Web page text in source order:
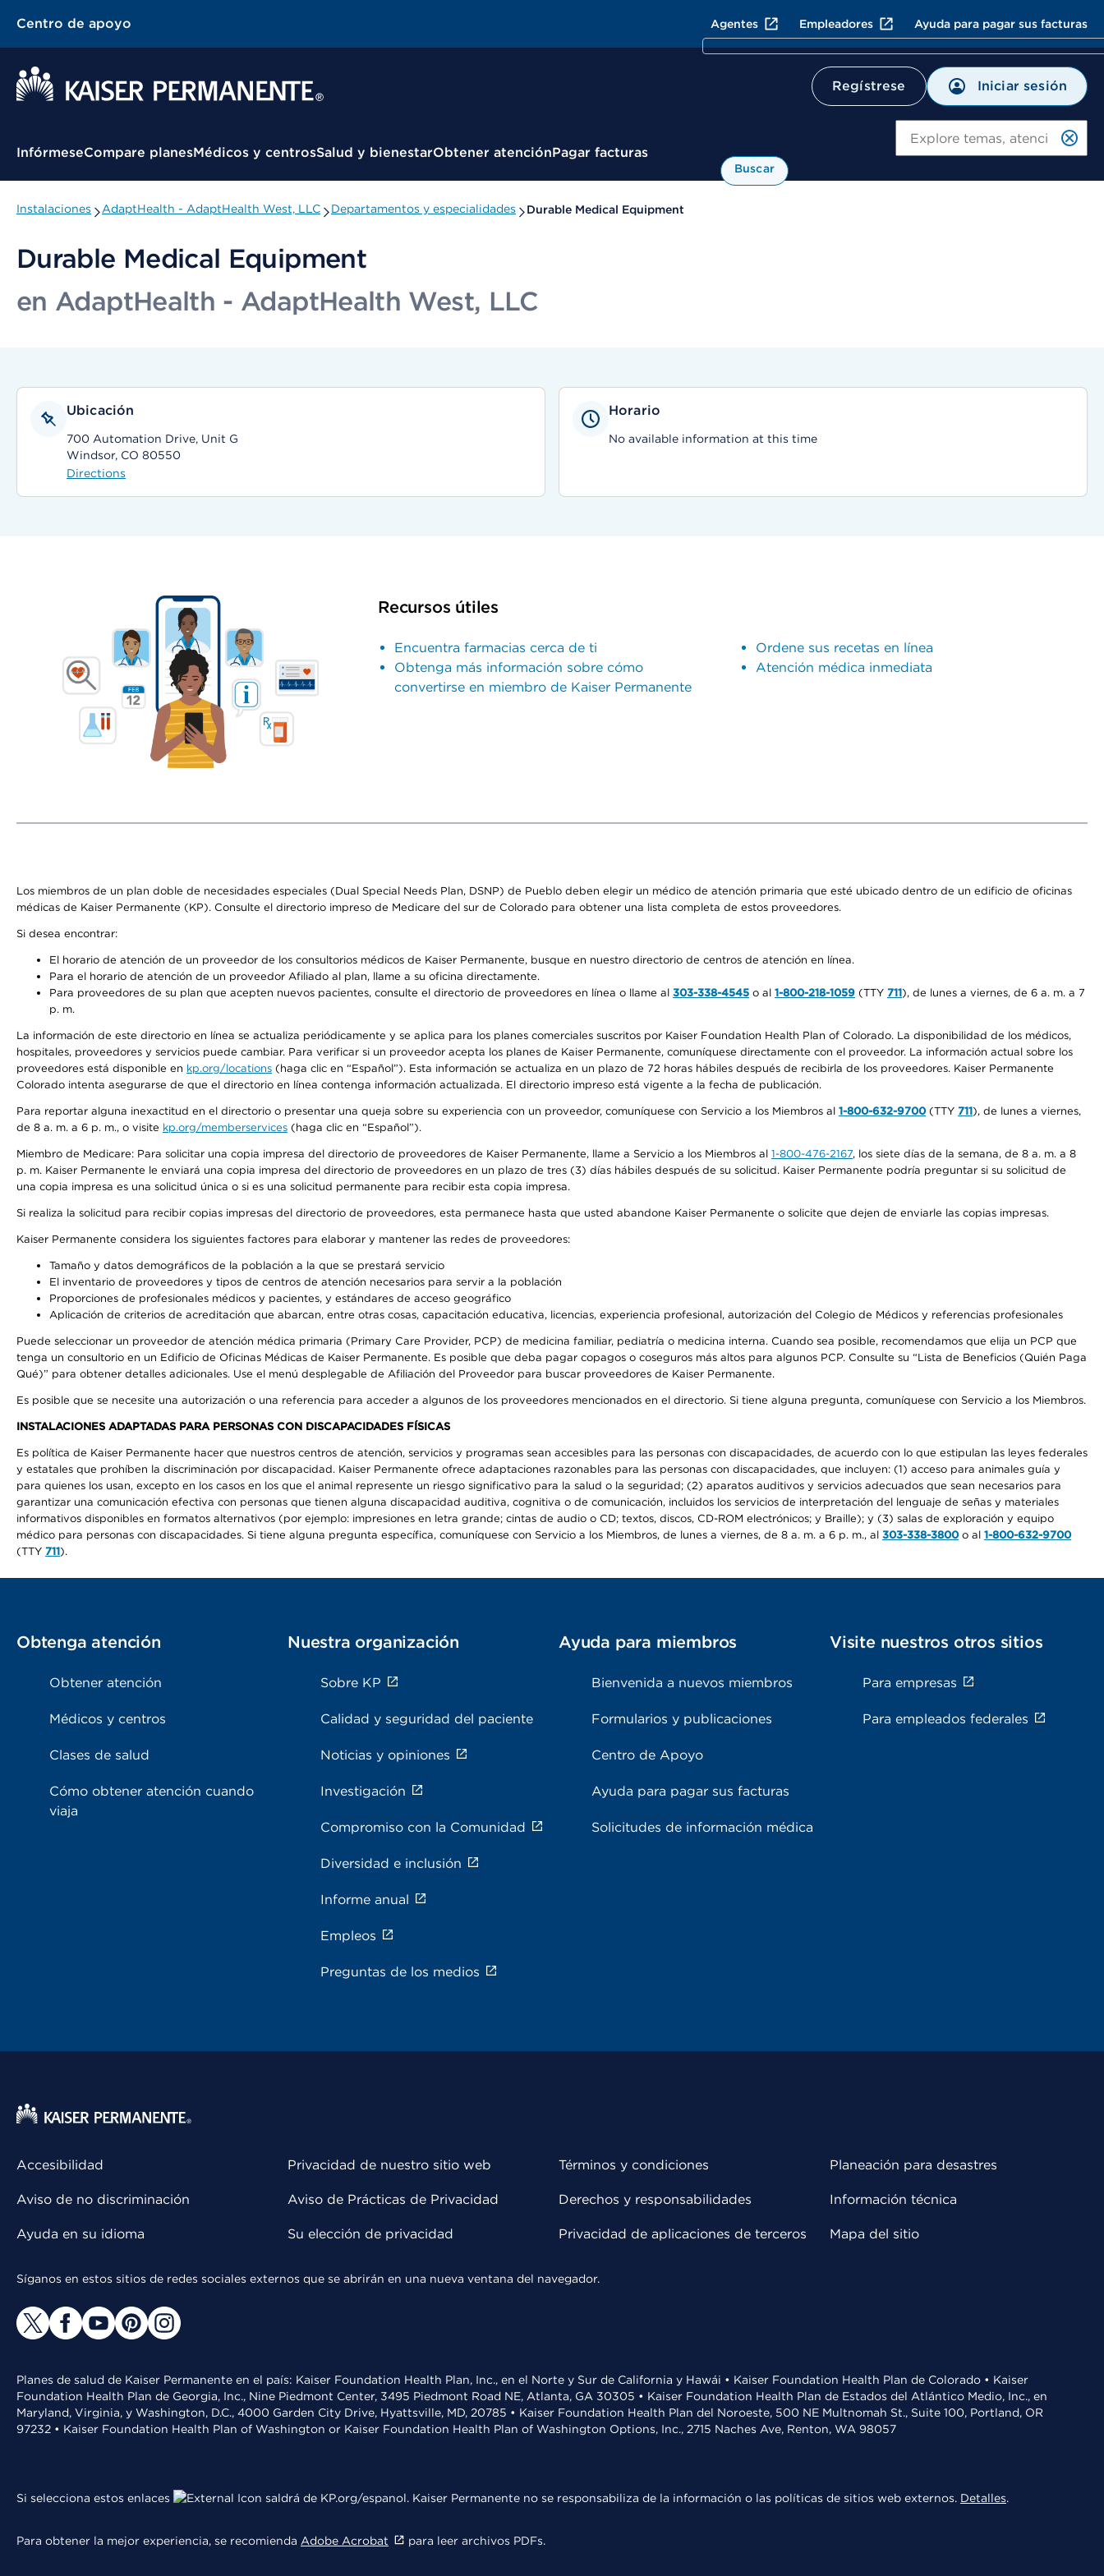
Centro de apoyo Agentes Empleadores Ayuda para pagar sus facturas
Regístrese Iniciar sesión
Menú contextual
InfórmeseCompare planesMédicos y centrosSalud y bienestarObtener atenciónPagar facturas
Buscar
Instalaciones AdaptHealth - AdaptHealth West, LLC Departamentos y especialidades Durable Medical Equipment
Durable Medical Equipment
en AdaptHealth - AdaptHealth West, LLC
Ubicación
700 Automation Drive, Unit G
Windsor, CO 80550
Directions
Horario
No available information at this time
Recursos útiles
Encuentra farmacias cerca de ti
Obtenga más información sobre cómo
convertirse en miembro de Kaiser Permanente
Ordene sus recetas en línea
Atención médica inmediata
Los miembros de un plan doble de necesidades especiales (Dual Special Needs Plan, DSNP) de Pueblo deben elegir un médico de atención primaria que esté ubicado dentro de un edificio de oficinas
médicas de Kaiser Permanente (KP). Consulte el directorio impreso de Medicare del sur de Colorado para obtener una lista completa de estos proveedores.
Si desea encontrar:
El horario de atención de un proveedor de los consultorios médicos de Kaiser Permanente, busque en nuestro directorio de centros de atención en línea.
Para el horario de atención de un proveedor Afiliado al plan, llame a su oficina directamente.
Para proveedores de su plan que acepten nuevos pacientes, consulte el directorio de proveedores en línea o llame al 303-338-4545 o al 1-800-218-1059 (TTY 711), de lunes a viernes, de 6 a. m. a 7
p. m.
La información de este directorio en línea se actualiza periódicamente y se aplica para los planes comerciales suscritos por Kaiser Foundation Health Plan of Colorado. La disponibilidad de los médicos,
hospitales, proveedores y servicios puede cambiar. Para verificar si un proveedor acepta los planes de Kaiser Permanente, comuníquese directamente con el proveedor. La información actual sobre los
proveedores está disponible en kp.org/locations (haga clic en “Español”). Esta información se actualiza en un plazo de 72 horas hábiles después de recibirla de los proveedores. Kaiser Permanente
Colorado intenta asegurarse de que el directorio en línea contenga información actualizada. El directorio impreso está vigente a la fecha de publicación.
Para reportar alguna inexactitud en el directorio o presentar una queja sobre su experiencia con un proveedor, comuníquese con Servicio a los Miembros al 1-800-632-9700(TTY 711), de lunes a viernes,
de 8 a. m. a 6 p. m., o visite kp.org/memberservices (haga clic en “Español”).
Miembro de Medicare: Para solicitar una copia impresa del directorio de proveedores de Kaiser Permanente, llame a Servicio a los Miembros al 1-800-476-2167, los siete días de la semana, de 8 a. m. a 8
p. m. Kaiser Permanente le enviará una copia impresa del directorio de proveedores en un plazo de tres (3) días hábiles después de su solicitud. Kaiser Permanente podría preguntar si su solicitud de
una copia impresa es una solicitud única o si es una solicitud permanente para recibir esta copia impresa.
Si realiza la solicitud para recibir copias impresas del directorio de proveedores, esta permanece hasta que usted abandone Kaiser Permanente o solicite que dejen de enviarle las copias impresas.
Kaiser Permanente considera los siguientes factores para elaborar y mantener las redes de proveedores:
Tamaño y datos demográficos de la población a la que se prestará servicio
El inventario de proveedores y tipos de centros de atención necesarios para servir a la población
Proporciones de profesionales médicos y pacientes, y estándares de acceso geográfico
Aplicación de criterios de acreditación que abarcan, entre otras cosas, capacitación educativa, licencias, experiencia profesional, autorización del Colegio de Médicos y referencias profesionales
Puede seleccionar un proveedor de atención médica primaria (Primary Care Provider, PCP) de medicina familiar, pediatría o medicina interna. Cuando sea posible, recomendamos que elija un PCP que
tenga un consultorio en un Edificio de Oficinas Médicas de Kaiser Permanente. Es posible que deba pagar copagos o coseguros más altos para algunos PCP. Consulte su “Lista de Beneficios (Quién Paga
Qué)” para obtener detalles adicionales. Use el menú desplegable de Afiliación del Proveedor para buscar proveedores de Kaiser Permanente.
Es posible que se necesite una autorización o una referencia para acceder a algunos de los proveedores mencionados en el directorio. Si tiene alguna pregunta, comuníquese con Servicio a los Miembros.
INSTALACIONES ADAPTADAS PARA PERSONAS CON DISCAPACIDADES FÍSICAS
Es política de Kaiser Permanente hacer que nuestros centros de atención, servicios y programas sean accesibles para las personas con discapacidades, de acuerdo con lo que estipulan las leyes federales
y estatales que prohíben la discriminación por discapacidad. Kaiser Permanente ofrece adaptaciones razonables para las personas con discapacidades, que incluyen: (1) acceso para animales guía y
para quienes los usan, excepto en los casos en los que el animal represente un riesgo significativo para la salud o la seguridad; (2) aparatos auditivos y servicios adecuados que sean necesarios para
garantizar una comunicación efectiva con personas que tienen alguna discapacidad auditiva, cognitiva o de comunicación, incluidos los servicios de interpretación del lenguaje de señas y materiales
informativos disponibles en formatos alternativos (por ejemplo: impresiones en letra grande; cintas de audio o CD; textos, discos, CD-ROM electrónicos; y Braille); y (3) salas de exploración y equipo
médico para personas con discapacidades. Si tiene alguna pregunta específica, comuníquese con Servicio a los Miembros, de lunes a viernes, de 8 a. m. a 6 p. m., al 303-338-3800o al 1-800-632-9700
(TTY 711).
Obtenga atención
Obtener atención
Médicos y centros
Clases de salud
Cómo obtener atención cuando
viaja
Nuestra organización
Sobre KP
Calidad y seguridad del paciente
Noticias y opiniones
Investigación
Compromiso con la Comunidad
Diversidad e inclusión
Informe anual
Empleos
Preguntas de los medios
Ayuda para miembros
Bienvenida a nuevos miembros
Formularios y publicaciones
Centro de Apoyo
Ayuda para pagar sus facturas
Solicitudes de información médica
Visite nuestros otros sitios
Para empresas
Para empleados federales
Accesibilidad
Aviso de no discriminación
Ayuda en su idioma
Privacidad de nuestro sitio web
Aviso de Prácticas de Privacidad
Su elección de privacidad
Términos y condiciones
Derechos y responsabilidades
Privacidad de aplicaciones de terceros
Planeación para desastres
Información técnica
Mapa del sitio
Síganos en estos sitios de redes sociales externos que se abrirán en una nueva ventana del navegador.
Planes de salud de Kaiser Permanente en el país: Kaiser Foundation Health Plan, Inc., en el Norte y Sur de California y Hawái • Kaiser Foundation Health Plan de Colorado • Kaiser
Foundation Health Plan de Georgia, Inc., Nine Piedmont Center, 3495 Piedmont Road NE, Atlanta, GA 30305 • Kaiser Foundation Health Plan de Estados del Atlántico Medio, Inc., en
Maryland, Virginia, y Washington, D.C., 4000 Garden City Drive, Hyattsville, MD, 20785 • Kaiser Foundation Health Plan del Noroeste, 500 NE Multnomah St., Suite 100, Portland, OR
97232 • Kaiser Foundation Health Plan of Washington or Kaiser Foundation Health Plan of Washington Options, Inc., 2715 Naches Ave, Renton, WA 98057
Si selecciona estos enlaces saldrá de KP.org/espanol. Kaiser Permanente no se responsabiliza de la información o las políticas de sitios web externos. Detalles.
Para obtener la mejor experiencia, se recomienda Adobe Acrobat para leer archivos PDFs.